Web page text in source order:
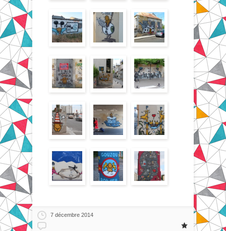
7 décembre 2014